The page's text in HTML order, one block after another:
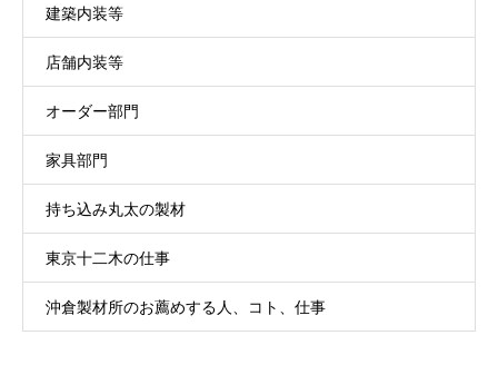
建築内装等
店舗内装等
オーダー部門
家具部門
持ち込み丸太の製材
東京十二木の仕事
沖倉製材所のお薦めする人、コト、仕事